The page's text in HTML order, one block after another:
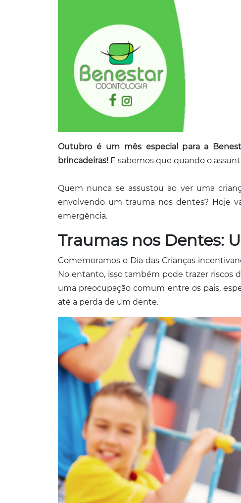
Outubro é um mês especial para a
brincadeiras! E sabemos que quando o
Quem nunca se assustou ao ver uma
envolvendo um trauma nos dentes? Hoje
emergência.
Traumas nos Dentes:
Comemoramos o Dia das Crianças
No entanto, isso também pode trazer riscos
uma preocupação comum entre os pais,
até a perda de um dente.